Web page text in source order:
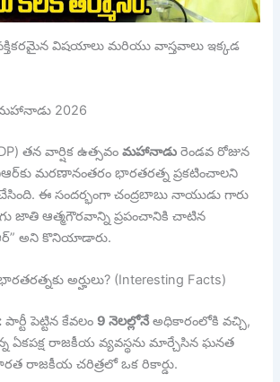
విషయాలు మరియు వాస్తవాలు ఇక్కడ
2026
తన వార్షిక ఉత్సవంమహానాడు రెండవ రోజున
మరణానంతరం భారతరత్న ప్రకటించాలని
ఈ సందర్భంగా చంద్రబాబు నాయుడు గారు
జాతి ఆత్మగౌరవాన్ని ప్రపంచానికి చాటిన
అని కొనియాడారు.
అర్హులు? (Interesting Facts)
పార్టీ పెట్టిన కేవలం 9 నెలల్లోనేఅధికారంలోకి వచ్చి,
ఏకపక్ష రాజకీయ వ్యవస్థను మార్చేసిన ఘనత
రాజకీయ చరిత్రలో ఒక రికార్డు.